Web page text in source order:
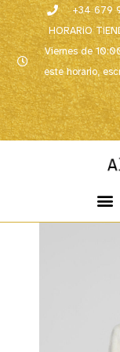
+34 679
HORARiO
Viernes de
este horario,